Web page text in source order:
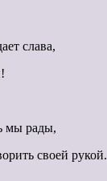
слава,
мы рады,
своей рукой.